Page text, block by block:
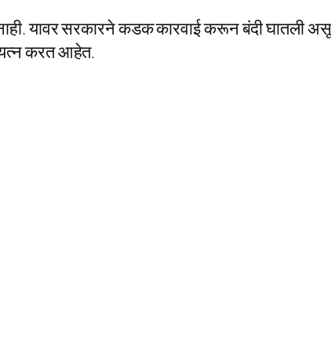
यावर सरकारने कडक कारवाई करून बंदी घातली
करत आहेत.